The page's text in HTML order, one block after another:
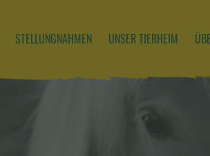
STELLUNGNAHMEN UNSER TIERHEIM